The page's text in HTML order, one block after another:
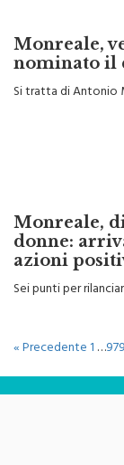
Monreale,
nominato il
Si tratta di Antonio
Monreale,
donne:
azioni
Sei punti per
« Precedente1…979